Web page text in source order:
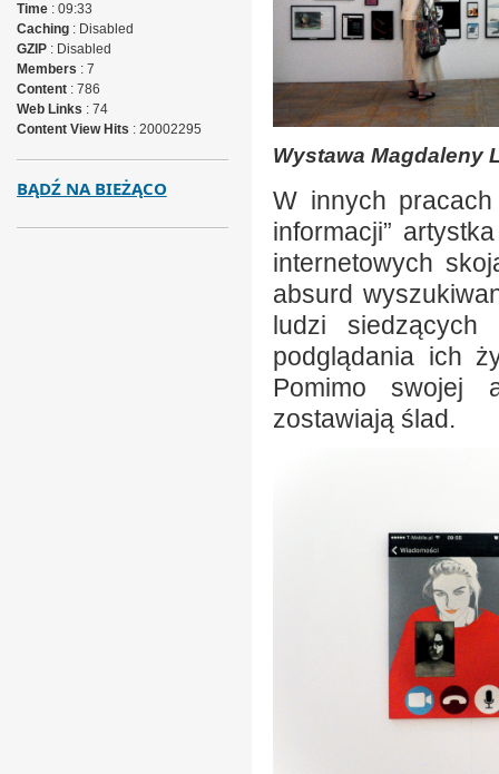
Wystawa Magdaleny
W innych
informacji”
internetowych
absurd
ludzi siedzących
podglądania ich
Pomimo swojej
zostawiają ślad.
Time: 09:33
Caching: Disabled
GZIP: Disabled
Members : 7
Content: 786
Web Links : 74
Content View Hits : 20002295
BĄDŹ NA BIEŻĄCO